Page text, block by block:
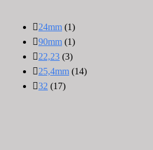
24mm (1)
90mm (1)
22,23 (3)
25,4mm (14)
32 (17)